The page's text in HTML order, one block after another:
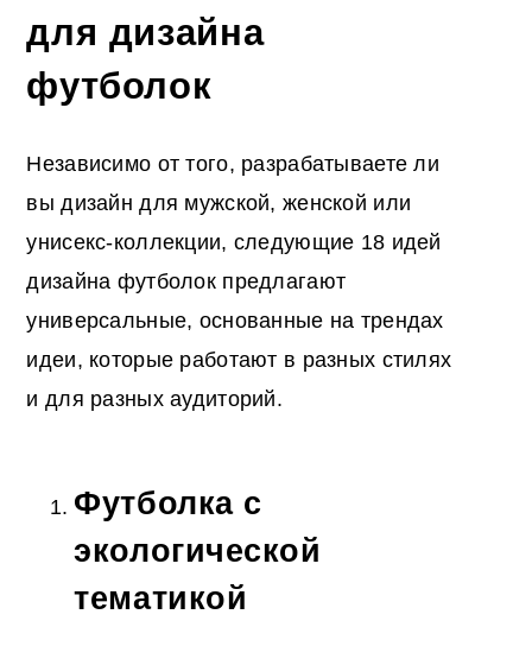
для дизайна
футболок
Независимо от того, разрабатываете ли
вы дизайн для мужской, женской или
унисекс-коллекции, следующие 18 идей
дизайна футболок предлагают
универсальные, основанные на трендах
идеи, которые работают в разных стилях
и для разных аудиторий.
Футболка с
экологической
тематикой